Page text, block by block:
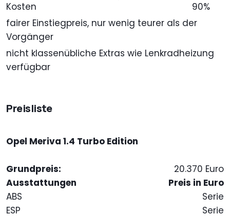
Kosten
90%
fairer Einstiegpreis, nur wenig teurer als der
Vorgänger
nicht klassenübliche Extras wie Lenkradheizung
verfügbar
Preisliste
Opel Meriva 1.4 Turbo Edition
Grundpreis:
20.370 Euro
Ausstattungen
Preis in Euro
ABS
Serie
ESP
Serie